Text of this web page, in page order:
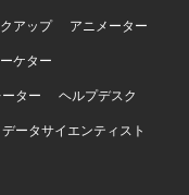
アップ
アニメーター
ケター
ター
ヘルプデスク
データサイエンティスト